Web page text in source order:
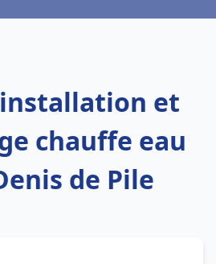
et
chauffe eau
de Pile